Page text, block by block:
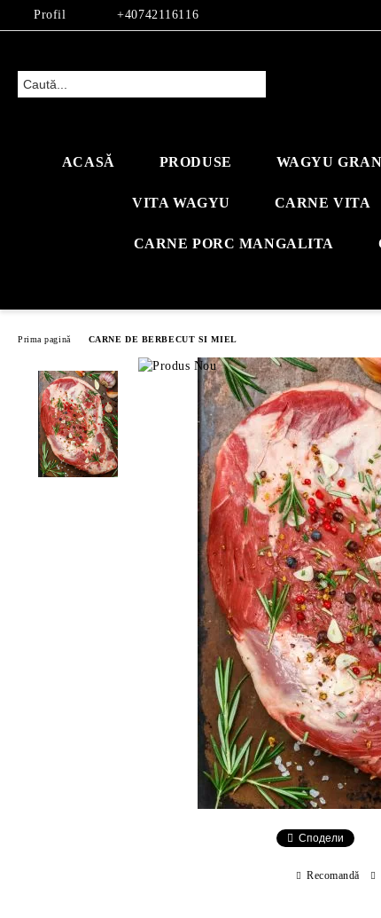
Profil +40742116116
ACASĂ PRODUSE WAGYU
VITA WAGYU CARNE VITA
CARNE PORC MANGALITA
Prima pagină CARNE DE BERBECUT SI MIEL
Сподели
Recomandă